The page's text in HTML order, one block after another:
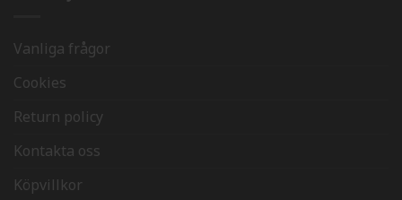
Vanliga frågor
Cookies
Return policy
Kontakta oss
Köpvillkor